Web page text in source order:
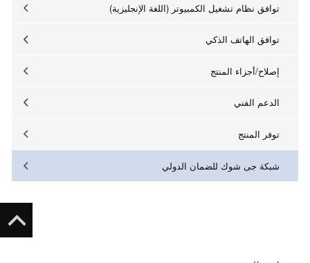
توافق نظام تشغيل الكمبيوتر (اللغة الإنجليزية)
توافق الهاتف الذكي
إصلاح/أجزاء المنتج
الدعم الفني
توفر المنتج
شبكة جى شوك للضمان الدولي